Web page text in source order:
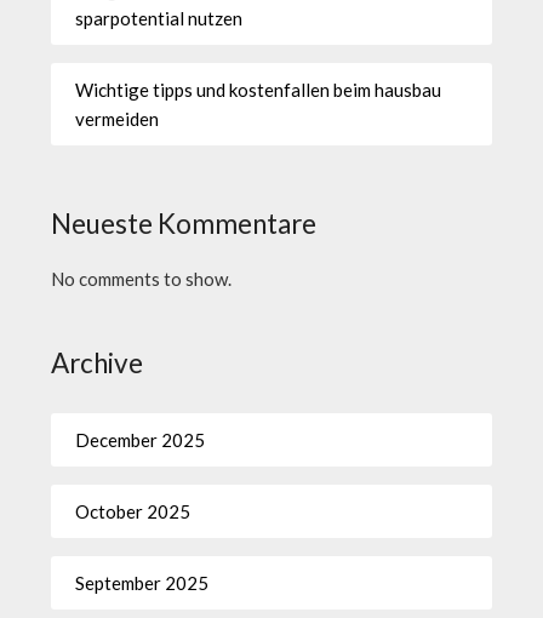
sparpotential nutzen
Wichtige tipps und kostenfallen beim hausbau
vermeiden
Neueste Kommentare
No comments to show.
Archive
December 2025
October 2025
September 2025